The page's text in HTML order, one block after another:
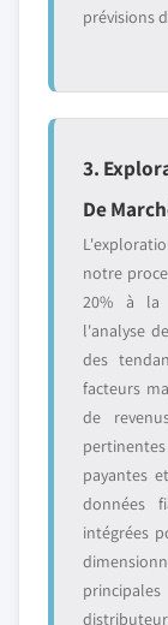
prévisions
3.
De
notre
20% à la
l'analyse
des
facteurs
de
payantes
données
intégrées